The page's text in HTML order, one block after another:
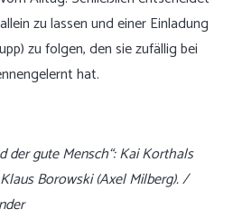
zu lassen und einer Einladung
zu folgen, den sie zufällig bei
hat.
der gute Mensch“: Kai Korthals
Borowski (Axel Milberg). /